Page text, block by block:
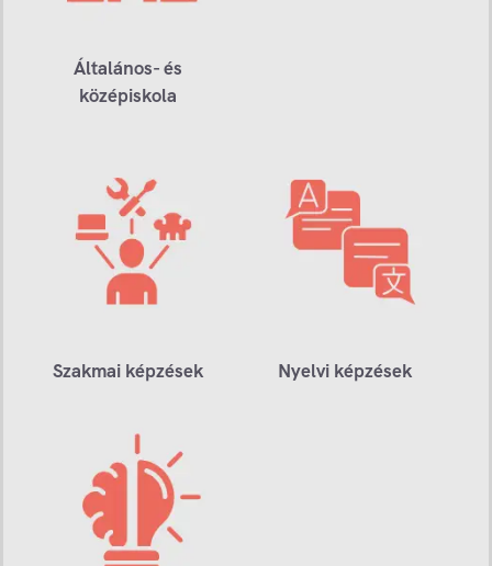
Általános- és
középiskola
Szakmai képzések Nyelvi képzések